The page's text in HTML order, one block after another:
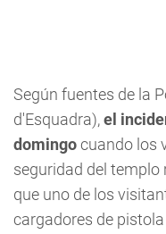
Según fuentes de la
d'Esquadra),el
domingocuando los
seguridad del
que uno de los
cargadores de